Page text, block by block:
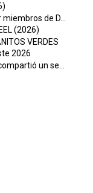
de D...
(2026)
VERDES
2026
un se...